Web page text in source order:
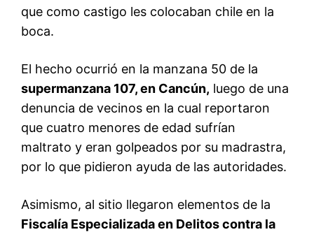
que como castigo les colocaban chile en la
boca.
El hecho ocurrió en la manzana 50 de la
supermanzana 107, en Cancún, luego de una
denuncia de vecinos en la cual reportaron
que cuatro menores de edad sufrían
maltrato y eran golpeados por su madrastra,
por lo que pidieron ayuda de las autoridades.
Asimismo, al sitio llegaron elementos de la
Fiscalía Especializada en Delitos contra la